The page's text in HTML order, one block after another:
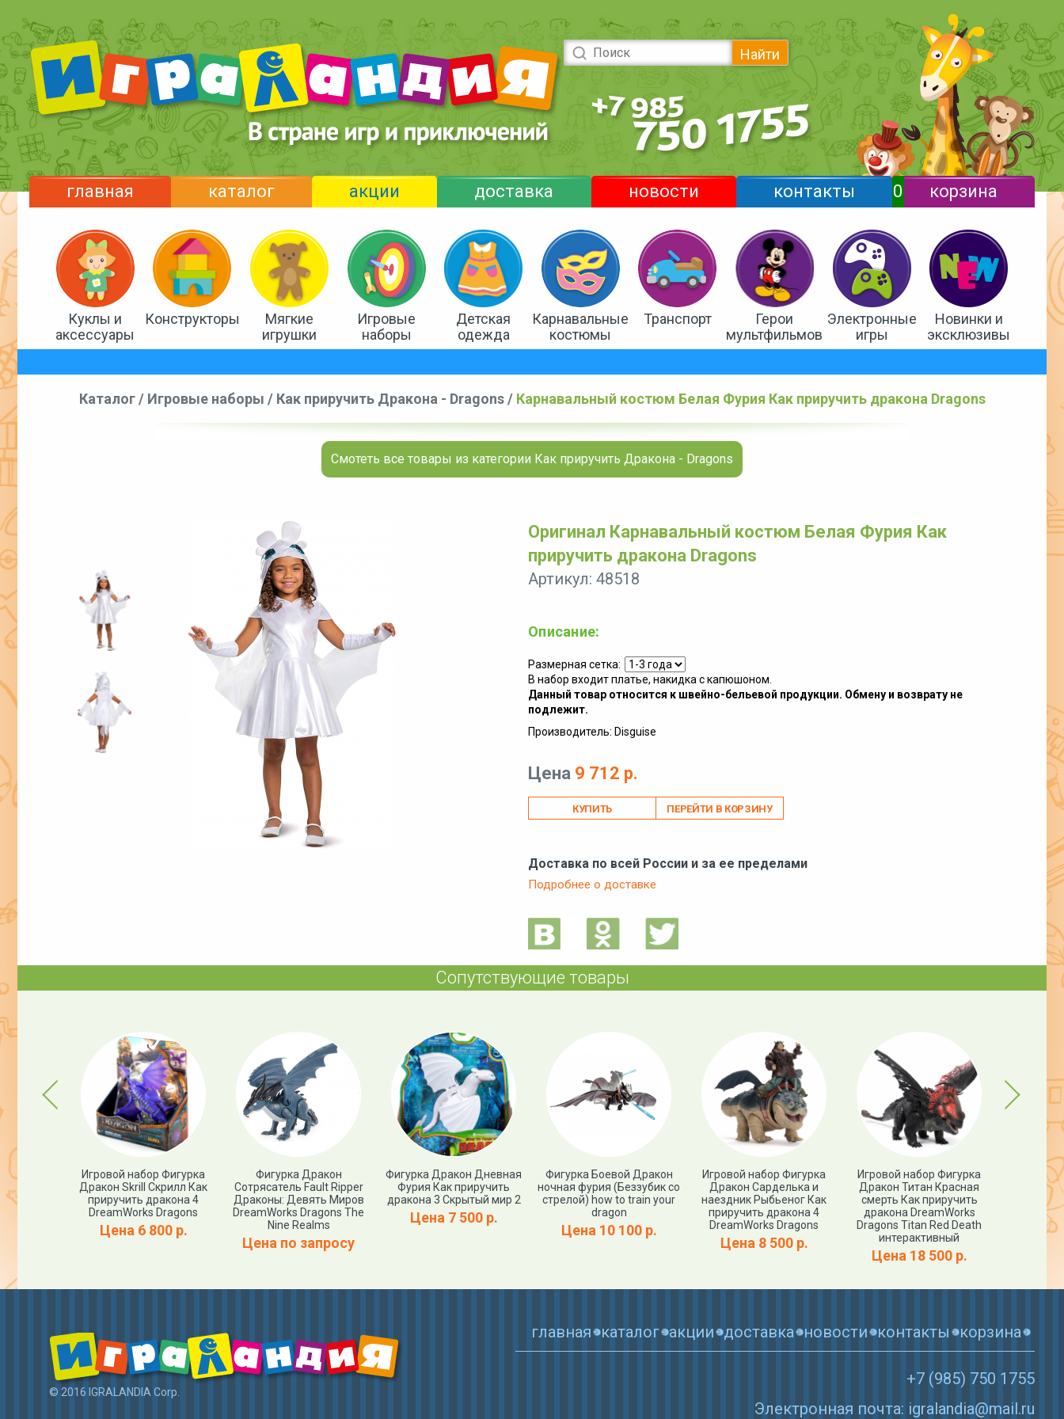
Найти
главная каталог акции доставка новости контакты 0 корзина
Куклы и
аксессуары
Конструкторы
Мягкие
игрушки
Игровые
наборы
Детская
одежда
Карнавальные
костюмы
Транспорт
Герои
мультфильмов
Электронные
игры
Новинки и
эксклюзивы
Каталог/ Игровые наборы / Как приручить Дракона - Dragons/ Карнавальный костюм Белая Фурия Как приручить дракона Dragons
Смотеть все товары из категории Как приручить Дракона - Dragons
Оригинал Карнавальный костюм Белая Фурия Как
приручить дракона Dragons
Артикул: 48518
Описание:
Размерная сетка:
В набор входит платье, накидка с капюшоном.
Данный товар относится к швейно-бельевой продукции. Обмену и возврату не
подлежит.
Производитель: Disguise
Цена 9 712 р.
ПЕРЕЙТИ В КОРЗИНУ
Доставка по всей России и за ее пределами
Подробнее о доставке
Сопутствующие товары
Previous
Смерти
Игровой набор Фигурка
Дракон Skrill Скрилл Как
приручить дракона 4
DreamWorks Dragons
Цена 6 800 р.
Фигурка Дракон
Сотрясатель Fault Ripper
Драконы: Девять Миров
DreamWorks Dragons The
Nine Realms
Цена по запросу
Фигурка Дракон Дневная
Фурия Как приручить
дракона 3 Скрытый мир 2
Цена 7 500 р.
Фигурка Боевой Дракон
ночная фурия (Беззубик со
стрелой) how to train your
dragon
Цена 10 100 р.
Игровой набор Фигурка
Дракон Сарделька и
наездник Рыбьеног Как
приручить дракона 4
DreamWorks Dragons
Цена 8 500 р.
Игровой набор Фигурка
Дракон Титан Красная
смерть Как приручить
дракона DreamWorks
Dragons Titan Red Death
интерактивный
Цена 18 500 р.
Игровой
Дракон
-
Next
© 2016 IGRALANDIA Corp.
главная каталог акции доставка новости контакты корзина
+7 (985) 750 1755
Электронная почта: igralandia@mail.ru